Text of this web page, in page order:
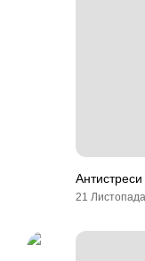
Антистреси
21